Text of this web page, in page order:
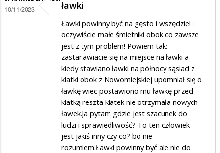
10/11/2023 ławki
Ławki powinny być na gęsto i wszędzie! i
oczywiście małe śmietniki obok co zawsze
jest z tym problem! Powiem tak:
zastanawiacie się na miejsce na ławki a
kiedy stawiano ławki na północy sąsiad z
klatki obok z Nowomiejskiej upomniał się o
ławkę wiec postawiono mu ławkę przed
klatką reszta klatek nie otrzymała nowych
ławek.Ja pytam gdzie jest szacunek do
ludzi i sprawiedliwość? To ten człowiek
jest jakiś inny czy co? bo nie
rozumiem.Ławki powinny być ale nie do